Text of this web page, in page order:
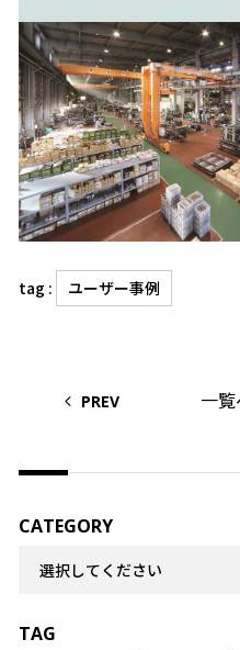
tag : ユーザー事例
PREV 一
CATEGORY
TAG